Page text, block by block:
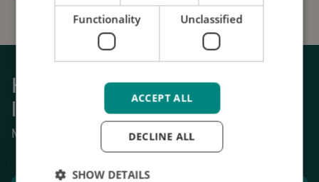
Krijg weer grip op het dagelijks
leven
Mechanische stabilisatie van tremor.
Functionality Unclassified
ACCEPT ALL
DECLINE ALL
SHOW DETAILS